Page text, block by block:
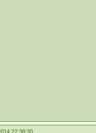
22:38:30